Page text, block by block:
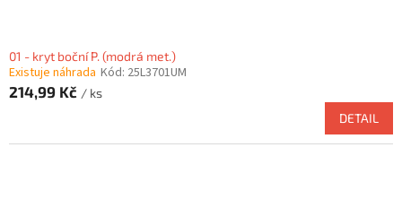
01 - kryt boční P. (modrá met.)
Existuje náhrada Kód: 25L3701UM
214,99 Kč / ks
DETAIL